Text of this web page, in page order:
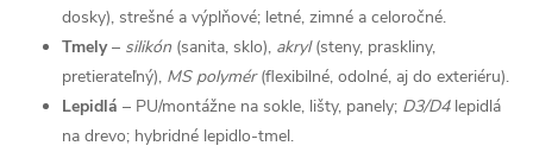
dosky), strešné a výplňové; letné, zimné a celoročné.
Tmely– silikón (sanita, sklo), akryl(steny, praskliny,
pretierateľný), MS polymér(flexibilné, odolné, aj do exteriéru).
Lepidlá – PU/montážne na sokle, lišty, panely; D3/D4lepidlá
na drevo; hybridné lepidlo-tmel.